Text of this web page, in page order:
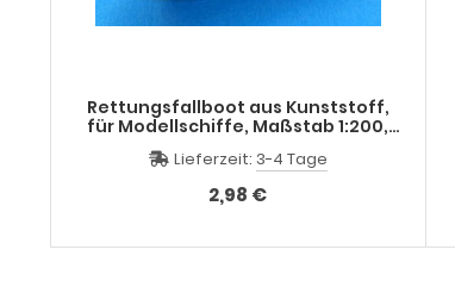
Rettungsfallboot aus Kunststoff,
für Modellschiffe, Maßstab 1:200,
Lieferzeit: 3-4 Tage
2,98 €